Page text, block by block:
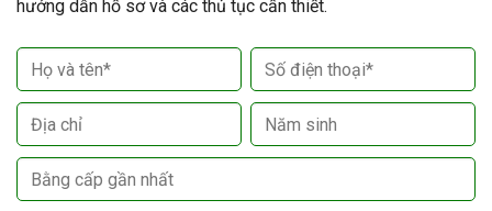
hướng dẫn hồ sơ và các thủ tục cần thiết.